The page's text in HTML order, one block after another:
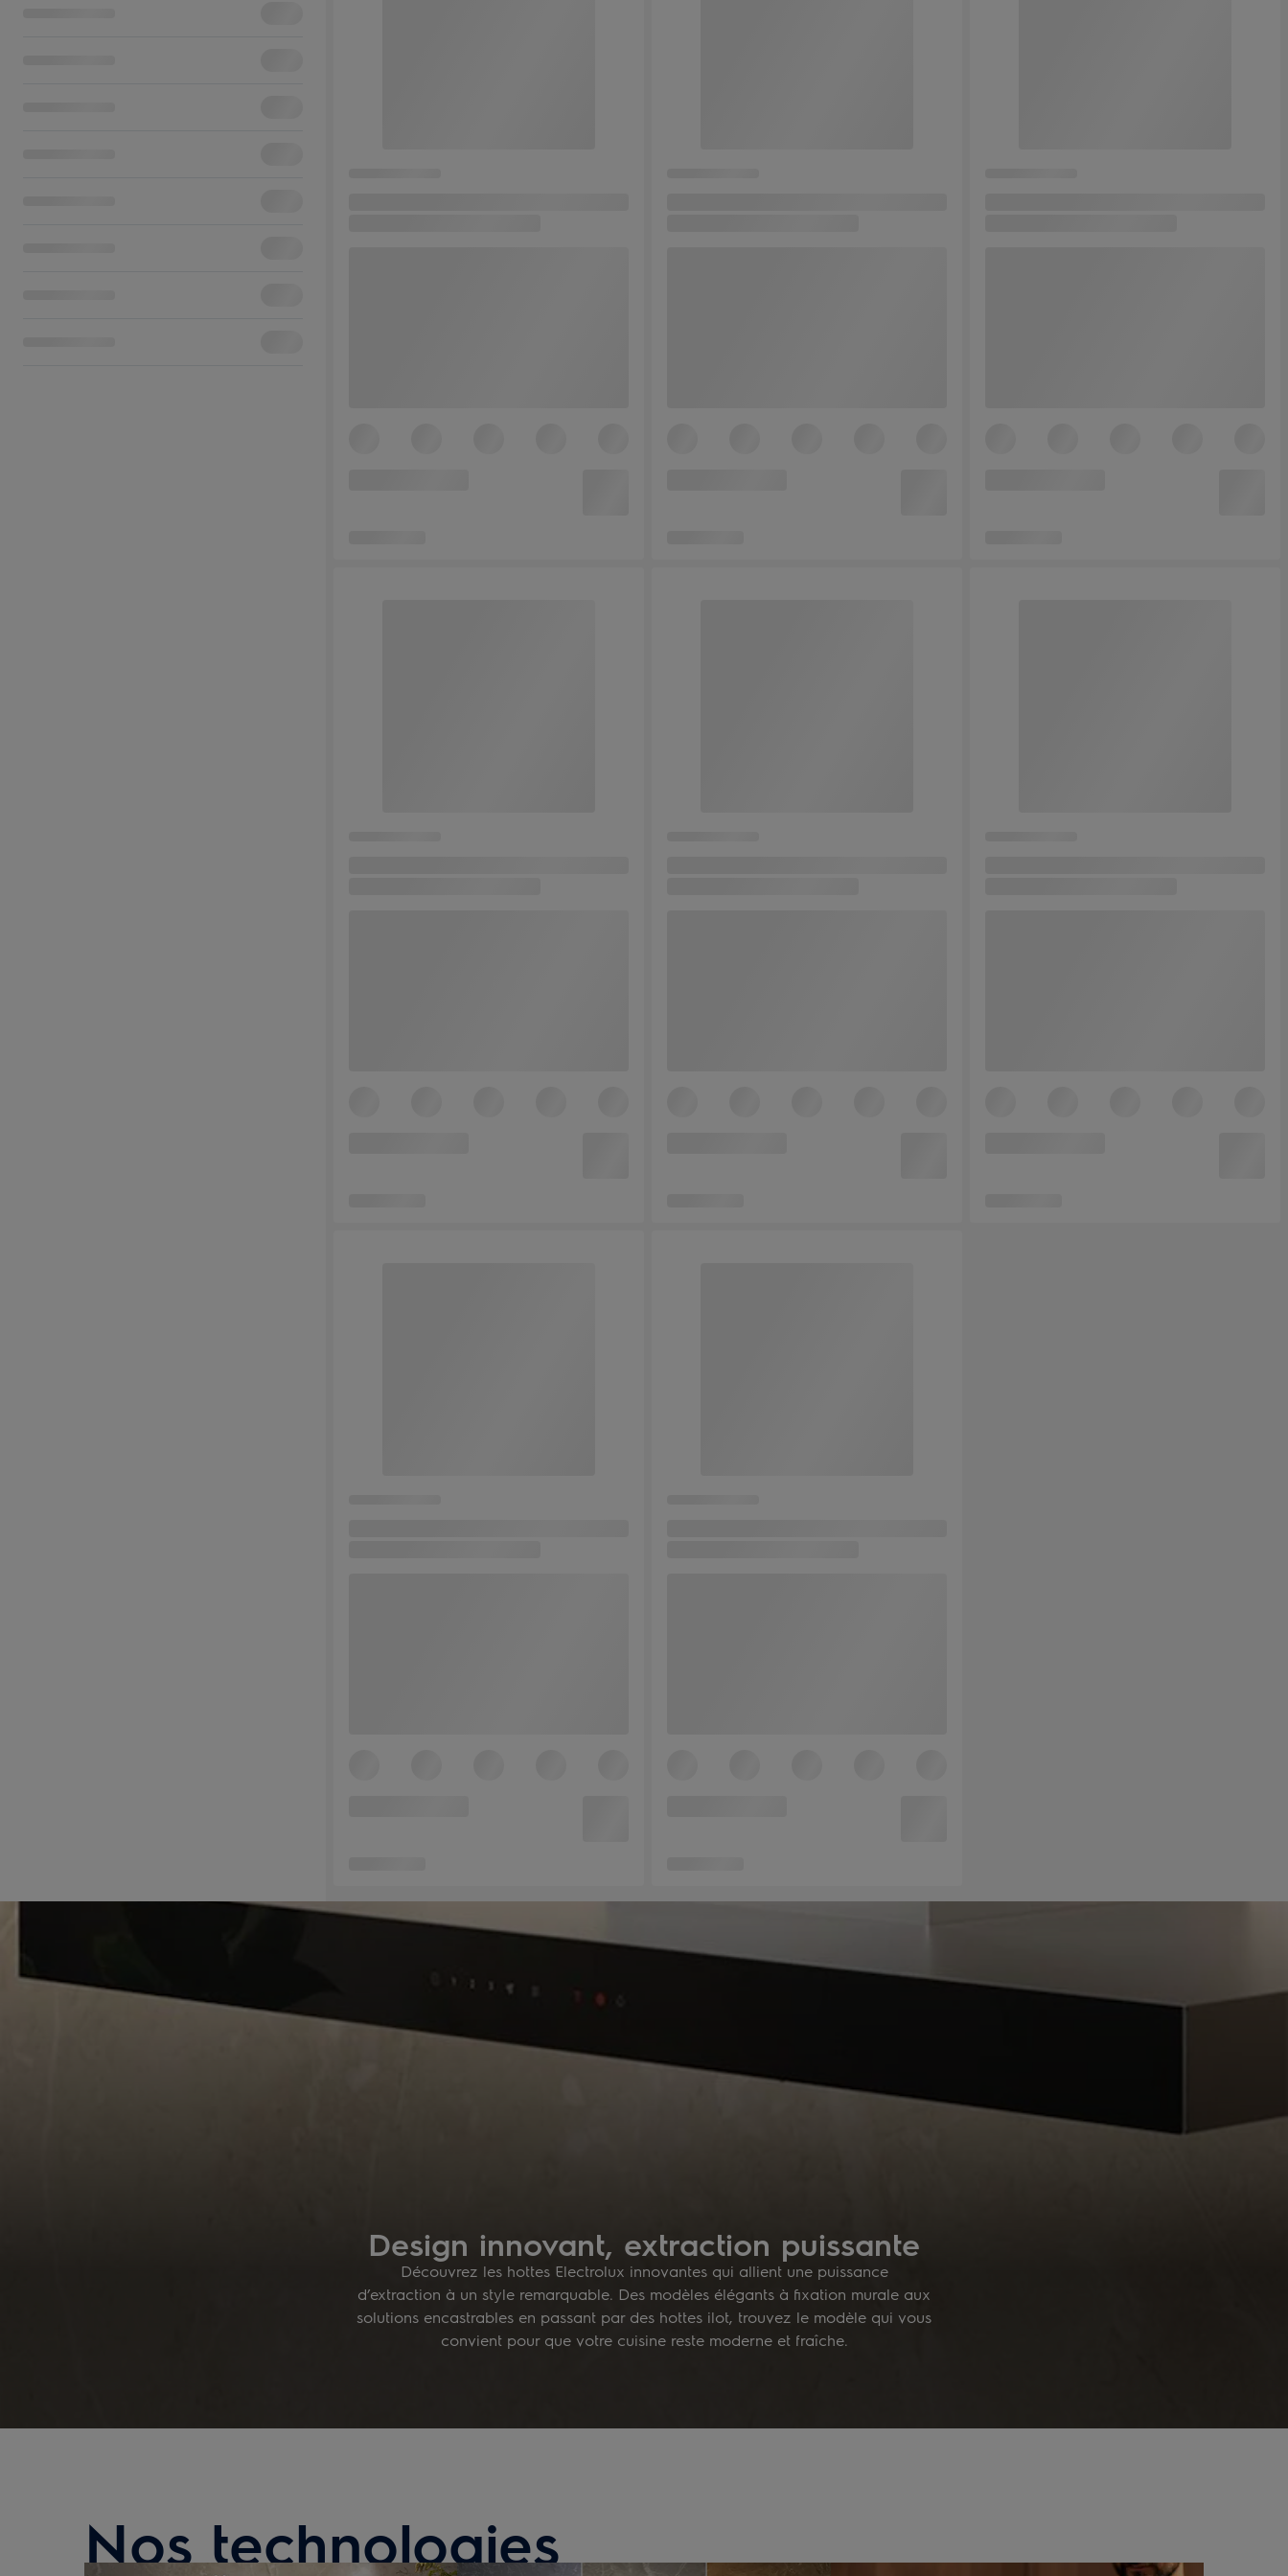
Design innovant, extraction puissante
Découvrez les hottes Electrolux innovantes qui allient une puissance
d’extraction à un style remarquable. Des modèles élégants à fixation murale aux
solutions encastrables en passant par des hottes ilot, trouvez le modèle qui vous
convient pour que votre cuisine reste moderne et fraîche.
Nos technologies